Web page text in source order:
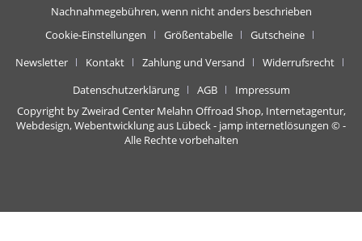
Nachnahmegebühren, wenn nicht anders beschrieben
Cookie-Einstellungen
Größentabelle
Gutscheine
Newsletter
Kontakt Zahlung und Versand
Widerrufsrecht
Datenschutzerklärung
AGB
Impressum
Copyright by Zweirad Center Melahn Offroad Shop, Internetagentur,
Webdesign, Webentwicklung aus Lübeck - jamp internetlösungen © -
Alle Rechte vorbehalten